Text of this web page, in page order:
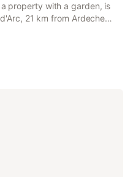
a property with a garden, is
21 km from Ardeche
Cave.